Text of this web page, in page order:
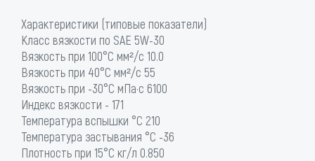
Характеристики (типовые показатели)
Класс вязкости по SAE 5W-30
Вязкость при 100°С мм²/с 10.0
Вязкость при 40°С мм²/с 55
Вязкость при -30°С мПа·с 6100
Индекс вязкости - 171
Температура вспышки °C 210
Температура застывания °C -36
Плотность при 15°С кг/л 0.850